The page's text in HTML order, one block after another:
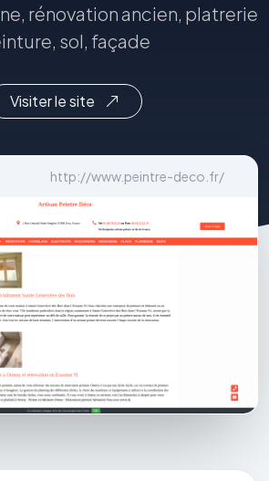
rénovation ancien, platrerie
sol, façade
Visiter le site
http://www.peintre-deco.fr/